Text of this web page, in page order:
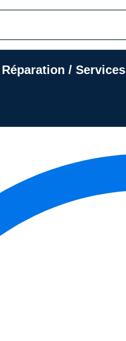
Réparation / Services